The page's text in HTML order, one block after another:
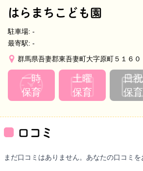
はらまちこども園
駐車場: -
最寄駅: -
群馬県吾妻郡東吾妻町大字原町５１６０
一時
保育
土曜
保育
日祝
保育
口コミ
まだ口コミはありません。あなたの口コミを